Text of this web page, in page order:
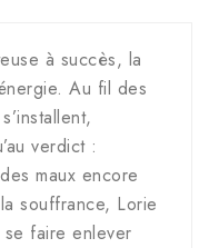
à succès, la
Au fil des
verdict :
maux encore
souffrance, Lorie
faire enlever